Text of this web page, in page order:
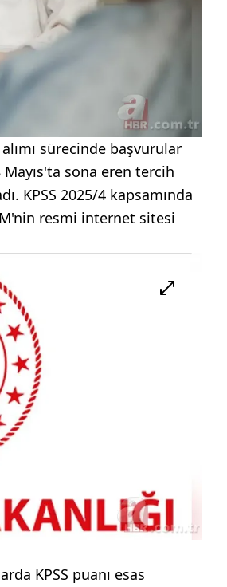
alımı sürecinde başvurular
sona eren tercih
KPSS 2025/4 kapsamında
resmi internet sitesi
KPSS puanı esas